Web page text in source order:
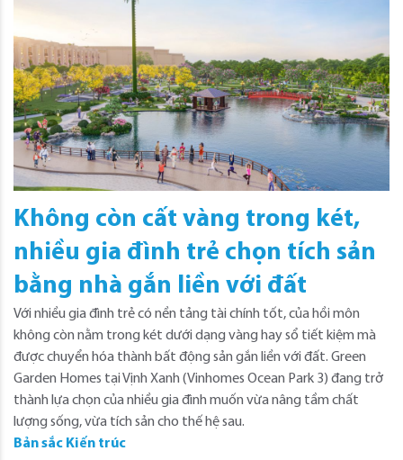
Không còn cất vàng trong két,
nhiều gia đình trẻ chọn tích sản
bằng nhà gắn liền với đất
Với nhiều gia đình trẻ có nền tảng tài chính tốt, của hồi môn
không còn nằm trong két dưới dạng vàng hay sổ tiết kiệm mà
được chuyển hóa thành bất động sản gắn liền với đất. Green
Garden Homes tại Vịnh Xanh (Vinhomes Ocean Park 3) đang trở
thành lựa chọn của nhiều gia đình muốn vừa nâng tầm chất
lượng sống, vừa tích sản cho thế hệ sau.
Bản sắc Kiến trúc